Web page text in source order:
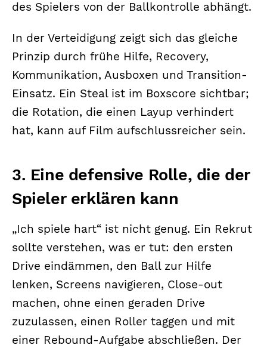
des Spielers von der Ballkontrolle abhängt.
In der Verteidigung zeigt sich das gleiche
Prinzip durch frühe Hilfe, Recovery,
Kommunikation, Ausboxen und Transition-
Einsatz. Ein Steal ist im Boxscore sichtbar;
die Rotation, die einen Layup verhindert
hat, kann auf Film aufschlussreicher sein.
3. Eine defensive Rolle, die der
Spieler erklären kann
„Ich spiele hart“ ist nicht genug. Ein Rekrut
sollte verstehen, was er tut: den ersten
Drive eindämmen, den Ball zur Hilfe
lenken, Screens navigieren, Close-out
machen, ohne einen geraden Drive
zuzulassen, einen Roller taggen und mit
einer Rebound-Aufgabe abschließen. Der